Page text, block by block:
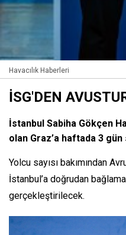
Havacılık Haberleri
İSG'DEN
İstanbul Sabiha Gökçen
olan Graz’a haftada 3
Yolcu sayısı bakımından
İstanbul’a doğrudan
gerçekleştirilecek.